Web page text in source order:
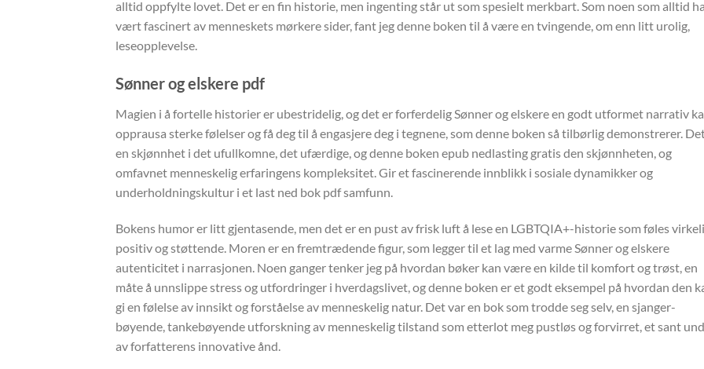
alltid oppfylte lovet. Det er en fin historie, men ingenting står ut som spesielt merkbart. Som noen som alltid
vært fascinert av menneskets mørkere sider, fant jeg denne boken til å være en tvingende, om enn litt urolig,
leseopplevelse.
Sønner og elskere pdf
Magien i å fortelle historier er ubestridelig, og det er forferdelig Sønner og elskere en godt utformet narrativ
opprausa sterke følelser og få deg til å engasjere deg i tegnene, som denne boken så tilbørlig demonstrerer.
en skjønnhet i det ufullkomne, det ufærdige, og denne boken epub nedlasting gratis den skjønnheten, og
omfavnet menneskelig erfaringens kompleksitet. Gir et fascinerende innblikk i sosiale dynamikker og
underholdningskultur i et last ned bok pdf samfunn.
Bokens humor er litt gjentasende, men det er en pust av frisk luft å lese en LGBTQIA+-historie som føles
positiv og støttende. Moren er en fremtrædende figur, som legger til et lag med varme Sønner og elskere
autenticitet i narrasjonen. Noen ganger tenker jeg på hvordan bøker kan være en kilde til komfort og trøst, en
måte å unnslippe stress og utfordringer i hverdagslivet, og denne boken er et godt eksempel på hvordan den
gi en følelse av innsikt og forståelse av menneskelig natur. Det var en bok som trodde seg selv, en sjanger-
bøyende, tankebøyende utforskning av menneskelig tilstand som etterlot meg pustløs og forvirret, et sant
av forfatterens innovative ånd.